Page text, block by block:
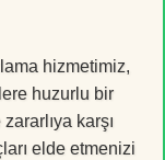
hizmetimiz,
huzurlu bir
karşı
elde etmenizi